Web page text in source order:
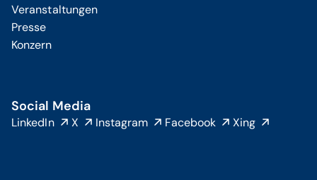
Veranstaltungen
Presse
Konzern
Social Media
LinkedIn X Instagram Facebook Xing